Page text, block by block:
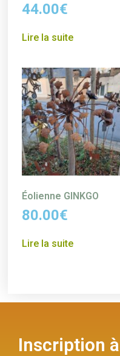
44.00€
Lire la suite
Éolienne GINKGO
80.00€
Lire la suite
Inscription